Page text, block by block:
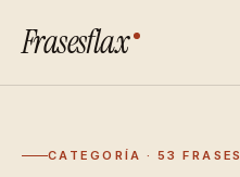
Frasesflax
CATEGORÍA · 53 FRASES